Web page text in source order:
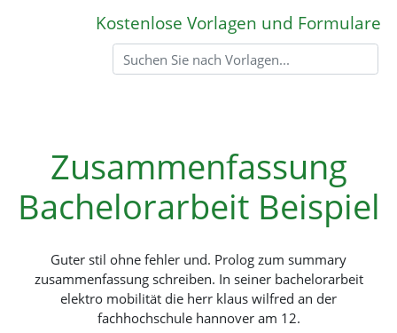
Kostenlose Vorlagen und Formulare
Zusammenfassung
Bachelorarbeit Beispiel
Guter stil ohne fehler und. Prolog zum summary
zusammenfassung schreiben. In seiner bachelorarbeit
elektro mobilität die herr klaus wilfred an der
fachhochschule hannover am 12.